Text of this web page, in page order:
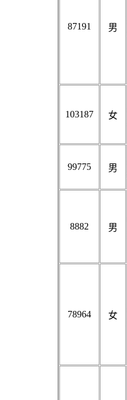
87191 男
103187 女
99775 男
8882 男
78964 女